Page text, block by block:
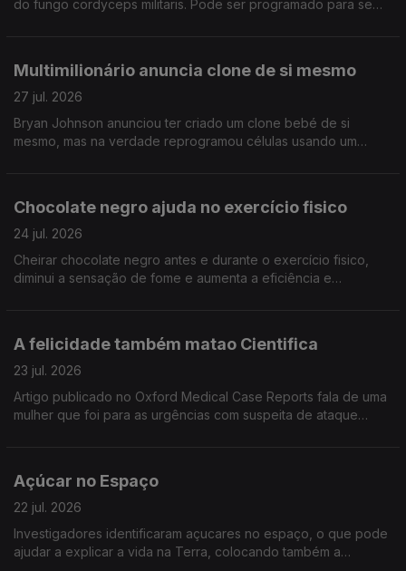
do fungo cordyceps militaris. Pode ser programado para se
Multimilionário anuncia clone de si mesmo
27 jul. 2026
Bryan Johnson anunciou ter criado um clone bebé de si
mesmo, mas na verdade reprogramou células usando um
Chocolate negro ajuda no exercício fisico
24 jul. 2026
Cheirar chocolate negro antes e durante o exercício fisico,
diminui a sensação de fome e aumenta a eficiência e
A felicidade também matao Cientifica
23 jul. 2026
Artigo publicado no Oxford Medical Case Reports fala de uma
mulher que foi para as urgências com suspeita de ataque
Açúcar no Espaço
22 jul. 2026
Investigadores identificaram açucares no espaço, o que pode
ajudar a explicar a vida na Terra, colocando também a